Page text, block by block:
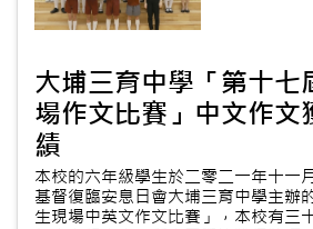
大埔三育中學「第十七
場作文比賽」中文作文
績
本校的六年級學生於二零二一年十一
基督復臨安息日會大埔三育中學主辦
生現場中英文作文比賽」，本校有三